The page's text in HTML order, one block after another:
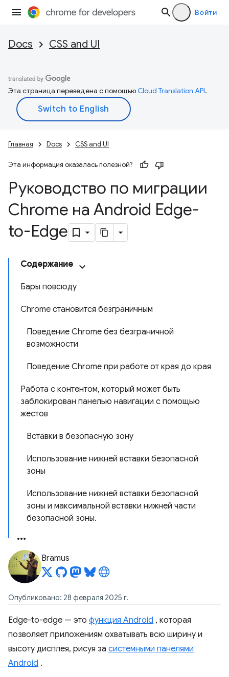
Войти
Docs CSS and UI
Эта страница переведена с помощьюCloud Translation API.
Главная Docs CSS and UI
Эта информация оказалась полезной?
Руководство по миграции
Chrome на Android Edge-
to-Edge
Содержание
Бары повсюду
Chrome становится безграничным
Поведение Chrome без безграничной
возможности
Поведение Chrome при работе от края до края
Работа с контентом, который может быть
заблокирован панелью навигации с помощью
жестов
Вставки в безопасную зону
Использование нижней вставки безопасной
зоны
Использование нижней вставки безопасной
зоны и максимальной вставки нижней части
безопасной зоны.
Bramus
Опубликовано: 28 февраля 2025 г.
Edge-to-edge — это функция Android , которая
позволяет приложениям охватывать всю ширину и
высоту дисплея, рисуя за системными панелями
Android .